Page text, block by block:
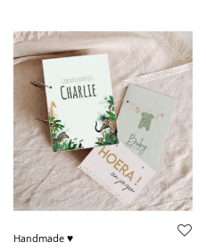
Handmade ♥